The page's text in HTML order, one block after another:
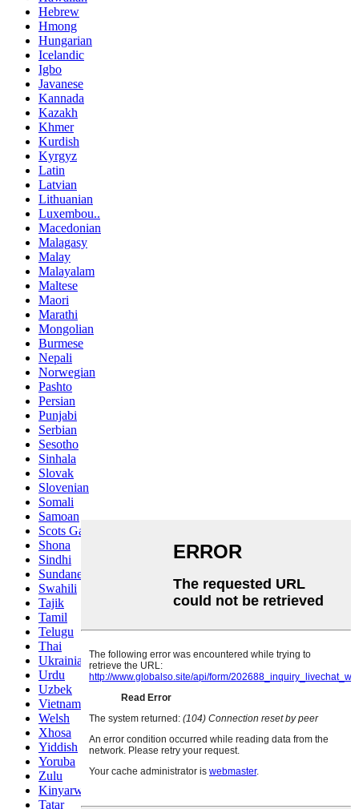
Hebrew
Hmong
Hungarian
Icelandic
Igbo
Javanese
Kannada
Kazakh
Khmer
Kurdish
Kyrgyz
Latin
Latvian
Lithuanian
Luxembou..
Macedonian
Malagasy
Malay
Malayalam
Maltese
Maori
Marathi
Mongolian
Burmese
Nepali
Norwegian
Pashto
Persian
Punjabi
Serbian
Sesotho
Sinhala
Slovak
Slovenian
Somali
Samoan
Scots Gaelic
Shona
Sindhi
Sundanese
Swahili
Tajik
Tamil
Telugu
Thai
Ukrainian
Urdu
Uzbek
Vietnamese
Welsh
Xhosa
Yiddish
Yoruba
Zulu
Kinyarwanda
Tatar